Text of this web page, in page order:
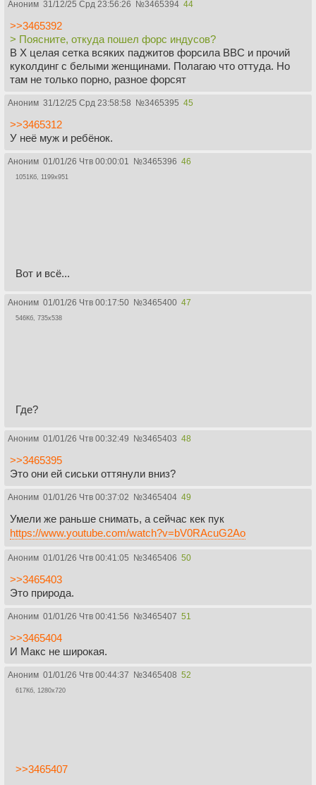
Аноним 31/12/25 Срд 23:56:26 №3465394 44
>>3465392
> Поясните, откуда пошел форс индусов?
В X целая сетка всяких паджитов форсила BBC и прочий
куколдинг с белыми женщинами. Полагаю что оттуда. Но
там не только порно, разное форсят
Аноним 31/12/25 Срд 23:58:58 №3465395 45
>>3465312
У неё муж и ребёнок.
Аноним 01/01/26 Чтв 00:00:01 №3465396 46
1051Кб, 1199x951
Вот и всё...
Аноним 01/01/26 Чтв 00:17:50 №3465400 47
546Кб, 735x538
Где?
Аноним 01/01/26 Чтв 00:32:49 №3465403 48
>>3465395
Это они ей сиськи оттянули вниз?
Аноним 01/01/26 Чтв 00:37:02 №3465404 49
Умели же раньше снимать, а сейчас кек пук
https://www.youtube.com/watch?v=bV0RAcuG2Ao
Аноним 01/01/26 Чтв 00:41:05 №3465406 50
>>3465403
Это природа.
Аноним 01/01/26 Чтв 00:41:56 №3465407 51
>>3465404
И Макс не широкая.
Аноним 01/01/26 Чтв 00:44:37 №3465408 52
617Кб, 1280x720
>>3465407